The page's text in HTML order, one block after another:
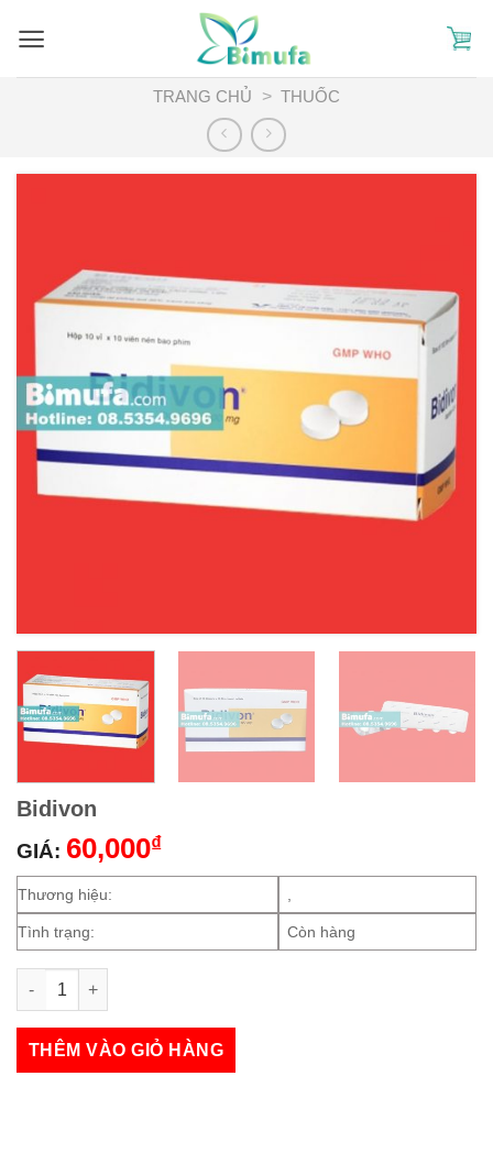
TRANG CHỦ
> THUỐC
Bidivon
GIÁ: 60,000₫
Thương hiệu: ,
Tình trạng: Còn hàng
THÊM VÀO GIỎ HÀNG